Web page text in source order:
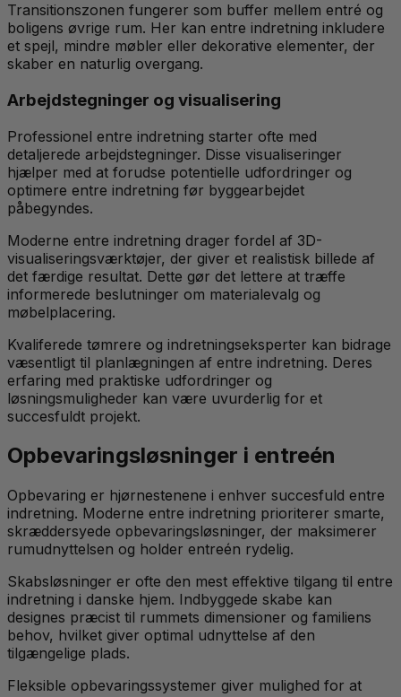
Transitionszonen fungerer som buffer mellem entré og
boligens øvrige rum. Her kan entre indretning inkludere
et spejl, mindre møbler eller dekorative elementer, der
skaber en naturlig overgang.
Arbejdstegninger og visualisering
Professionel entre indretning starter ofte med
detaljerede arbejdstegninger. Disse visualiseringer
hjælper med at forudse potentielle udfordringer og
optimere entre indretning før byggearbejdet
påbegyndes.
Moderne entre indretning drager fordel af 3D-
visualiseringsværktøjer, der giver et realistisk billede af
det færdige resultat. Dette gør det lettere at træffe
informerede beslutninger om materialevalg og
møbelplacering.
Kvaliferede tømrere og indretningseksperter kan bidrage
væsentligt til planlægningen af entre indretning. Deres
erfaring med praktiske udfordringer og
løsningsmuligheder kan være uvurderlig for et
succesfuldt projekt.
Opbevaringsløsninger i entreén
Opbevaring er hjørnestenene i enhver succesfuld entre
indretning. Moderne entre indretning prioriterer smarte,
skræddersyede opbevaringsløsninger, der maksimerer
rumudnyttelsen og holder entreén rydelig.
Skabsløsninger er ofte den mest effektive tilgang til entre
indretning i danske hjem. Indbyggede skabe kan
designes præcist til rummets dimensioner og familiens
behov, hvilket giver optimal udnyttelse af den
tilgængelige plads.
Fleksible opbevaringssystemer giver mulighed for at